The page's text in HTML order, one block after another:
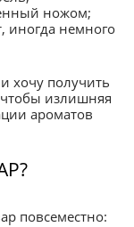
ножом;
иногда немного
хочу получить
излишняя
ароматов
повсеместно: